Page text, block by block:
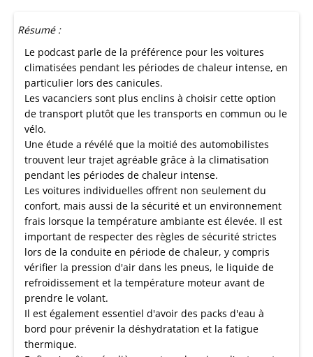
Résumé :
Le podcast parle de la préférence pour les voitures
climatisées pendant les périodes de chaleur intense, en
particulier lors des canicules.
Les vacanciers sont plus enclins à choisir cette option
de transport plutôt que les transports en commun ou le
vélo.
Une étude a révélé que la moitié des automobilistes
trouvent leur trajet agréable grâce à la climatisation
pendant les périodes de chaleur intense.
Les voitures individuelles offrent non seulement du
confort, mais aussi de la sécurité et un environnement
frais lorsque la température ambiante est élevée. Il est
important de respecter des règles de sécurité strictes
lors de la conduite en période de chaleur, y compris
vérifier la pression d'air dans les pneus, le liquide de
refroidissement et la température moteur avant de
prendre le volant.
Il est également essentiel d'avoir des packs d'eau à
bord pour prévenir la déshydratation et la fatigue
thermique.